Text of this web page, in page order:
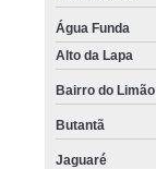
Água Funda
Alto da Lapa
Bairro do Limão
Butantã
Jaguaré